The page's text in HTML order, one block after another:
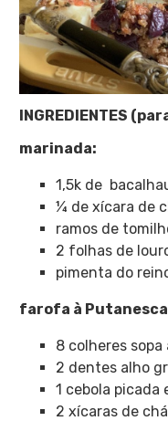
INGREDIENTES
marinada:
1,5k de
¼ de xícara de
ramos de
2 folhas de
pimenta do
farofa à
8 colheres sopa
2 dentes alho
1 cebola picada
2 xícaras de